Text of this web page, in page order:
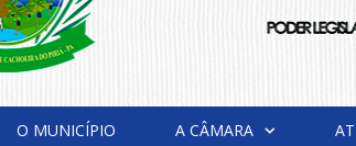
O MUNICÍPIO A CÂMARA